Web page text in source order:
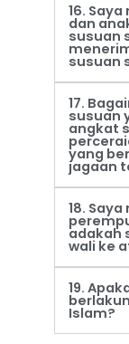
16.
dan
susuan
susuan
17.
susuan
angkat
yang
jagaan
18.
adakah
wali ke
19.
Islam?